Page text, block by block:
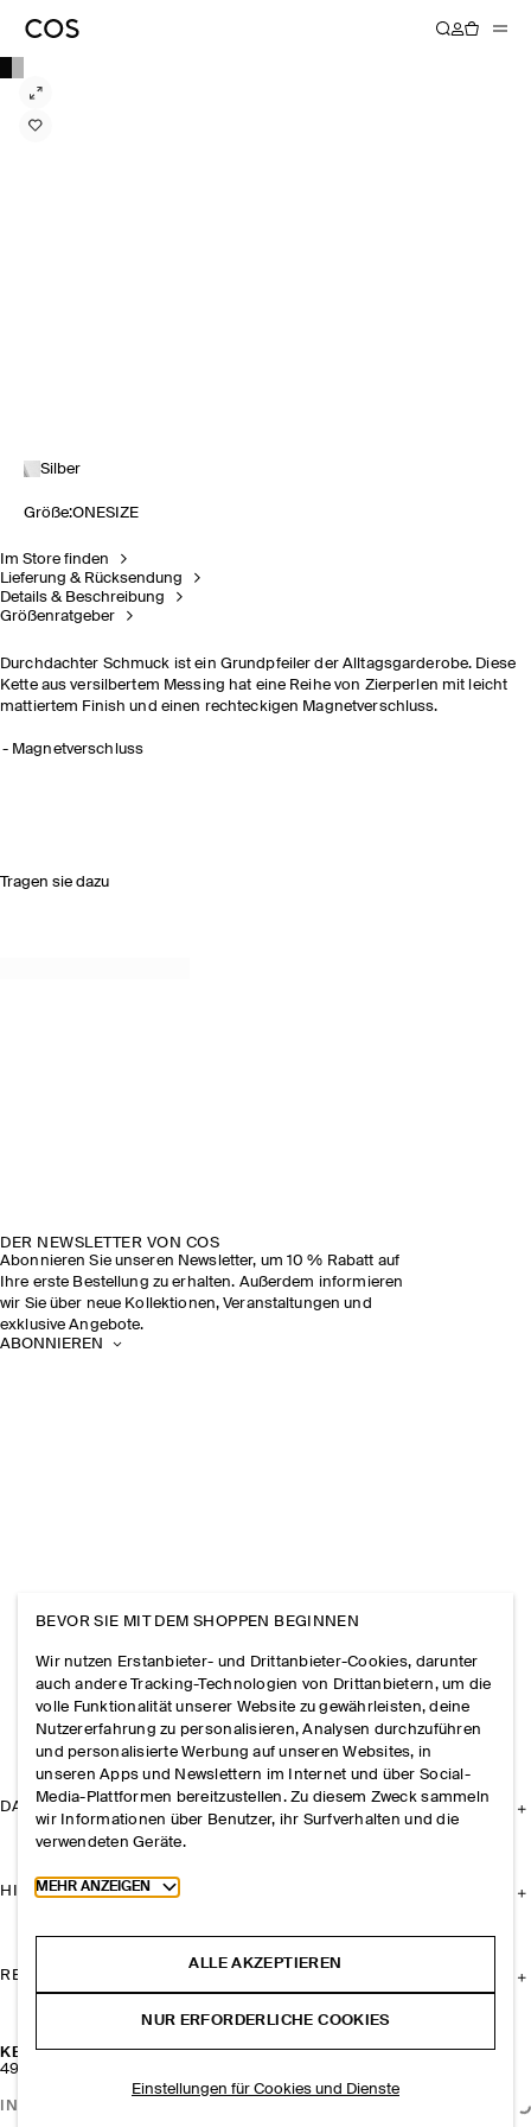
Silber
Größe:ONESIZE
Im Store finden
Lieferung & Rücksendung
Details & Beschreibung
Größenratgeber
Durchdachter Schmuck ist ein Grundpfeiler der Alltagsgarderobe. Diese
Kette aus versilbertem Messing hat eine Reihe von Zierperlen mit leicht
mattiertem Finish und einen rechteckigen Magnetverschluss.
Magnetverschluss
Tragen sie dazu
KETTE MIT ZIERPERLEN
49 CHF
IN DEN WARENKORB
DER NEWSLETTER VON COS
Abonnieren Sie unseren Newsletter, um 10 % Rabatt auf
Ihre erste Bestellung zu erhalten. Außerdem informieren
wir Sie über neue Kollektionen, Veranstaltungen und
exklusive Angebote.
ABONNIEREN
DAS UNTERNEHMEN
HILFE
RECHTLICHES
BEVOR SIE MIT DEM SHOPPEN BEGINNEN
Wir nutzen Erstanbieter- und Drittanbieter-Cookies, darunter
auch andere Tracking-Technologien von Drittanbietern, um die
volle Funktionalität unserer Website zu gewährleisten, deine
Nutzererfahrung zu personalisieren, Analysen durchzuführen
und personalisierte Werbung auf unseren Websites, in
unseren Apps und Newslettern im Internet und über Social-
Media-Plattformen bereitzustellen. Zu diesem Zweck sammeln
wir Informationen über Benutzer, ihr Surfverhalten und die
verwendeten Geräte.
Toggle more cookie information
MEHR ANZEIGEN
ALLE AKZEPTIEREN
NUR ERFORDERLICHE COOKIES
Einstellungen für Cookies und Dienste